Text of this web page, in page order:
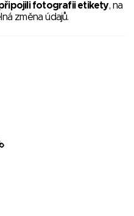
fotografii etikety, na
změna údajů.